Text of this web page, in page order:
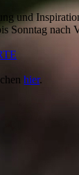
und
Sonntag nach
hier.